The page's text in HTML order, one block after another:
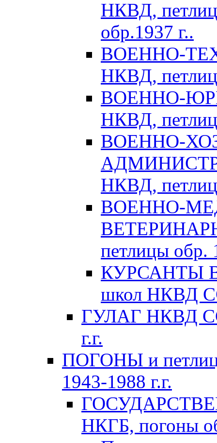
НКВД,
обр.1937 г..
ВОЕННО-
НКВД,
ВОЕННО-
НКВД,
ВОЕННО-
НКВД,
ВОЕННО-
петлицы обр.
КУРСАНТЫ
школ НКВД
ГУЛАГ НКВД
г.г.
ПОГОНЫ и
1943-1988 г.г.
НКГБ, погоны